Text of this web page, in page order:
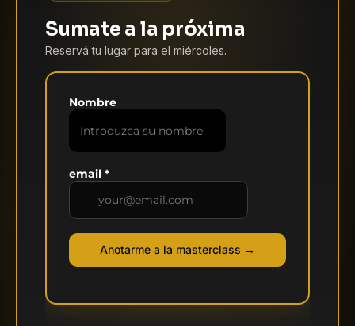
Sumate a la próxima
Reservá tu lugar para el miércoles.